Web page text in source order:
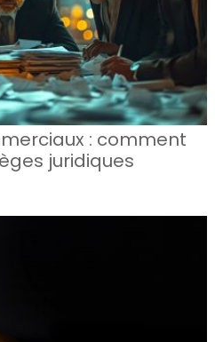
: comment
juridiques